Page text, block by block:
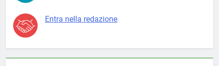
Entra nella redazione